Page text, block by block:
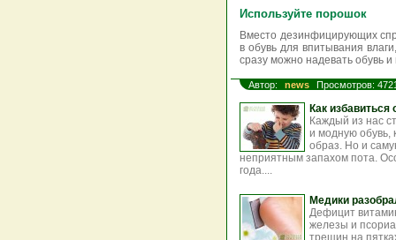
Используйте порошок
Вместо дезинфицирующих
в обувь для впитывания
сразу можно надевать обувь
Автор: news Просмотров:
Как избавиться
Каждый из нас
и модную обувь,
образ. Но и
неприятным запахом пота.
года....
Медики
Дефицит
железы и
трещин на